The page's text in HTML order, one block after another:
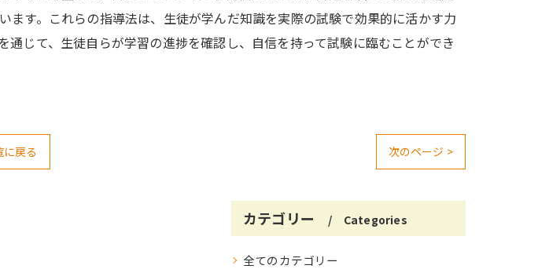
す。これらの指導法は、生徒が学んだ知識を実際の試験で効果的に活かす力
じて、生徒自らが学習の進捗を確認し、自信を持って試験に臨むことができ
に戻る 次のページ >
カテゴリー Categories
全てのカテゴリー